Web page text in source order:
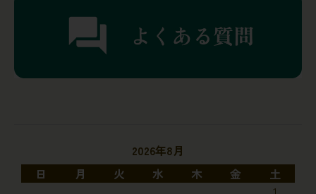
2026年8月
日
月 火 水 木 金
土